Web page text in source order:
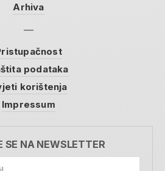
Arhiva
podataka
korištenja
Impressum
SE NA NEWSLETTER